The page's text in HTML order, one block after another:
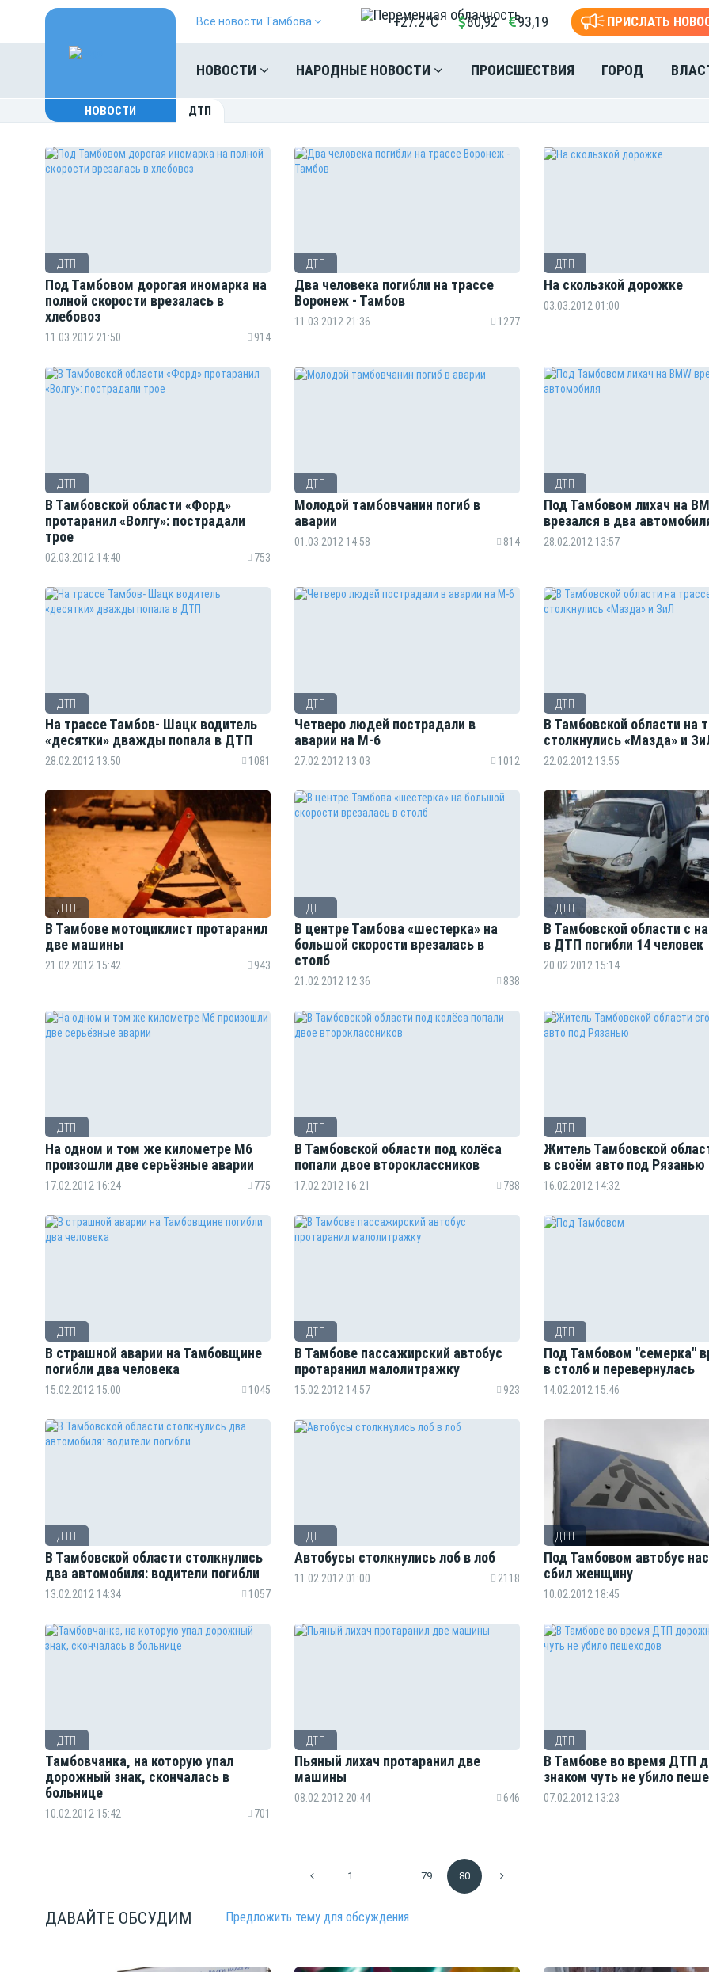
Все новости Тамбова +27.2°C 80,92 93,19 ПРИСЛАТЬ
НОВОСТИ НАРОДНЫЕ НОВОСТИ ПРОИСШЕСТВИЯ ГОРОД
НОВОСТИ ДТП
ДТП
Под Тамбовом дорогая иномарка на
полной скорости врезалась в
хлебовоз
11.03.2012 21:50 914
ДТП
Два человека погибли на трассе
Воронеж - Тамбов
11.03.2012 21:36 1277
ДТП
На скользкой дорожке
03.03.2012 01:00
ДТП
В Тамбовской области «Форд»
протаранил «Волгу»: пострадали
трое
02.03.2012 14:40 753
ДТП
Молодой тамбовчанин погиб в
аварии
01.03.2012 14:58 814
ДТП
Под Тамбовом лихач на
врезался в два
28.02.2012 13:57
ДТП
На трассе Тамбов- Шацк водитель
«десятки» дважды попала в ДТП
28.02.2012 13:50 1081
ДТП
Четверо людей пострадали в
аварии на М-6
27.02.2012 13:03 1012
ДТП
В Тамбовской области на
столкнулись «Мазда» и
22.02.2012 13:55
ДТП
В Тамбове мотоциклист протаранил
две машины
21.02.2012 15:42 943
ДТП
В центре Тамбова «шестерка» на
большой скорости врезалась в
столб
21.02.2012 12:36 838
ДТП
В Тамбовской области с
в ДТП погибли 14 человек
20.02.2012 15:14
ДТП
На одном и том же километре М6
произошли две серьёзные аварии
17.02.2012 16:24 775
ДТП
В Тамбовской области под колёса
попали двое второклассников
17.02.2012 16:21 788
ДТП
Житель Тамбовской
в своём авто под Рязанью
16.02.2012 14:32
ДТП
В страшной аварии на Тамбовщине
погибли два человека
15.02.2012 15:00 1045
ДТП
В Тамбове пассажирский автобус
протаранил малолитражку
15.02.2012 14:57 923
ДТП
Под Тамбовом "семерка"
в столб и перевернулась
14.02.2012 15:46
ДТП
В Тамбовской области столкнулись
два автомобиля: водители погибли
13.02.2012 14:34 1057
ДТП
Автобусы столкнулись лоб в лоб
11.02.2012 01:00 2118
ДТП
Под Тамбовом автобус
сбил женщину
10.02.2012 18:45
ДТП
Тамбовчанка, на которую упал
дорожный знак, скончалась в
больнице
10.02.2012 15:42 701
ДТП
Пьяный лихач протаранил две
машины
08.02.2012 20:44 646
ДТП
В Тамбове во время ДТП
знаком чуть не убило
07.02.2012 13:23
1 ... 79 80
ДАВАЙТЕ ОБСУДИМ Предложить тему для обсуждения